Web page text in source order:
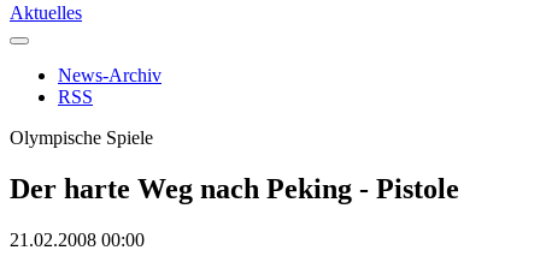
Aktuelles
News-Archiv
RSS
Olympische Spiele
Der harte Weg nach Peking - Pistole
21.02.2008 00:00